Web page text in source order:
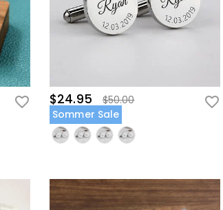
$24.95
$50.00
Sommer Sale